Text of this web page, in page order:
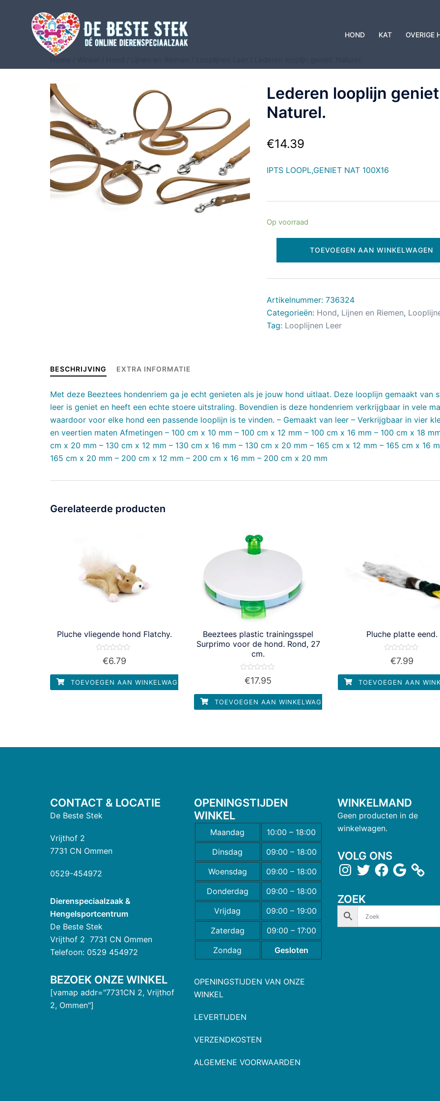
HOND KAT OVERIGE
Lederen looplijn
Naturel.
€14.39
IPTS LOOPL,GENIET NAT 100X16
Op voorraad
TOEVOEGEN AAN WINKELWAGEN
Artikelnummer: 736324
Categorieën: Hond, Lijnen en Riemen,
Tag: Looplijnen Leer
BESCHRIJVING EXTRA INFORMATIE
Met deze Beeztees hondenriem ga je echt genieten als je jouw hond uitlaat. Deze looplijn gemaakt van
leer is geniet en heeft een echte stoere uitstraling. Bovendien is deze hondenriem verkrijgbaar in vele
waardoor voor elke hond een passende looplijn is te vinden. – Gemaakt van leer – Verkrijgbaar in vier
en veertien maten Afmetingen – 100 cm x 10 mm – 100 cm x 12 mm – 100 cm x 16 mm – 100 cm x 18
cm x 20 mm – 130 cm x 12 mm – 130 cm x 16 mm – 130 cm x 20 mm – 165 cm x 12 mm – 165 cm x 16
165 cm x 20 mm – 200 cm x 12 mm – 200 cm x 16 mm – 200 cm x 20 mm
Gerelateerde producten
Pluche vliegende hond Flatchy.
Waardering
5
€6.79
TOEVOEGEN AAN WINKELWAGEN
Beeztees plastic trainingsspel
Surprimo voor de hond. Rond, 27
cm.
Waardering
5
€17.95
TOEVOEGEN AAN WINKELWAGEN
Pluche platte eend.
Waardering
5
€7.99
TOEVOEGEN AAN
CONTACT & LOCATIE
De Beste Stek
Vrijthof 2
7731 CN Ommen
0529-454972
Dierenspeciaalzaak &
Hengelsportcentrum
De Beste Stek
Vrijthof 2 7731 CN Ommen
Telefoon: 0529 454972
BEZOEK ONZE WINKEL
[vamap addr="7731CN 2, Vrijthof
2, Ommen"]
OPENINGSTIJDEN
WINKEL
Maandag
10:00 – 18:00
Dinsdag
09:00 – 18:00
Woensdag
09:00 – 18:00
Donderdag
09:00 – 18:00
Vrijdag
09:00 – 19:00
Zaterdag
09:00 – 17:00
Zondag
Gesloten
OPENINGSTIJDEN VAN ONZE
WINKEL
LEVERTIJDEN
VERZENDKOSTEN
ALGEMENE VOORWAARDEN
WINKELMAND
Geen producten in de
winkelwagen.
VOLG ONS
ZOEK